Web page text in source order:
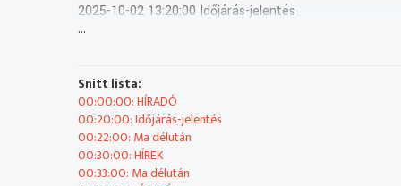
2025-10-02 13:20:00 Időjárás-jelentés
2025-10-02 13:22:00 Ma délután
Élő műsorblokk, amelyet a stúdióból vagy más
2025-10-02 13:30:00 HÍREK
...
Snitt lista:
00:00:00: HÍRADÓ
00:20:00: Időjárás-jelentés
00:22:00: Ma délután
00:30:00: HÍREK
00:33:00: Ma délután